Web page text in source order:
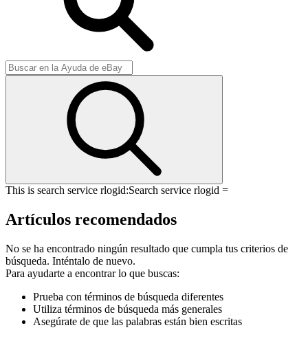
This is search service rlogid:Search service rlogid =
Artículos recomendados
No se ha encontrado ningún resultado que cumpla tus criterios de
búsqueda. Inténtalo de nuevo.
Para ayudarte a encontrar lo que buscas:
Prueba con términos de búsqueda diferentes
Utiliza términos de búsqueda más generales
Asegúrate de que las palabras están bien escritas